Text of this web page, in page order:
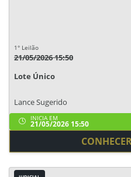
1° Leilão
21/05/2026 15:50
Lote Único
Lance Sugerido
INICIA EM
21/05/2026 15:50